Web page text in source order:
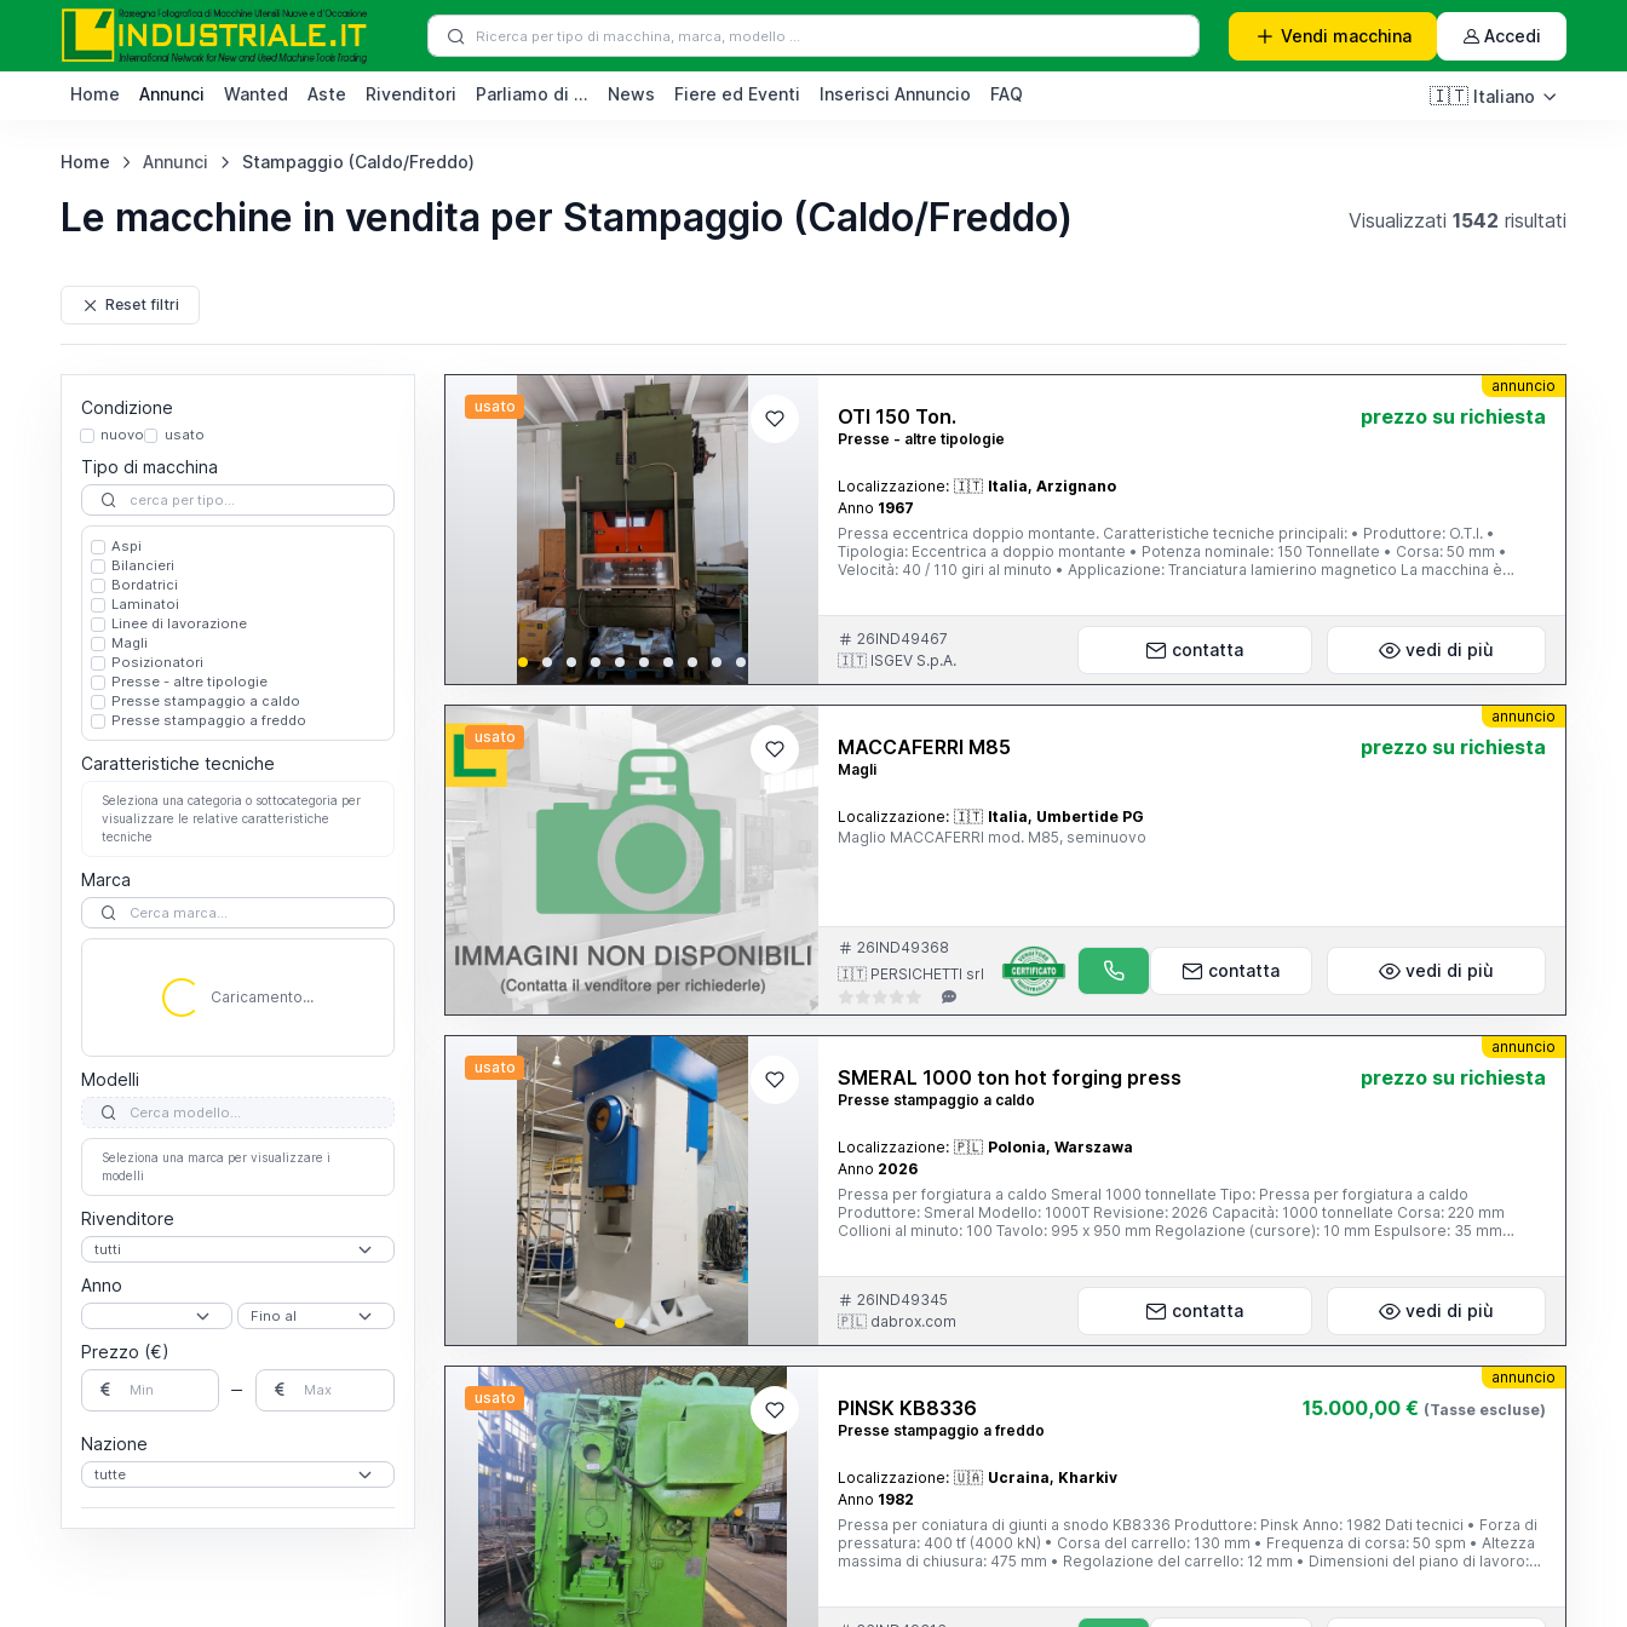
Vendi macchina Accedi
Home Annunci Wanted Aste Rivenditori Parliamo di ... News Fiere ed Eventi Inserisci Annuncio FAQ 🇮🇹 Italiano
Home Annunci Stampaggio (Caldo/Freddo)
Le macchine in vendita per Stampaggio (Caldo/Freddo) Visualizzati1542 risultati
Reset filtri
Condizione
nuovo usato
Tipo di macchina
Aspi
Bilancieri
Bordatrici
Laminatoi
Linee di lavorazione
Magli
Posizionatori
Presse - altre tipologie
Presse stampaggio a caldo
Presse stampaggio a freddo
Caratteristiche tecniche
Seleziona una categoria o sottocategoria per
visualizzare le relative caratteristiche
tecniche
Marca
Caricamento... Caricamento...
Modelli
Seleziona una marca per visualizzare i
modelli
Rivenditore
Anno
Prezzo (€)
Nazione
usato
annuncio
OTI 150 Ton.
Presse - altre tipologie
prezzo su richiesta
Localizzazione: 🇮🇹 Italia, Arzignano
Anno 1967
Pressa eccentrica doppio montante. Caratteristiche tecniche principali: • Produttore: O.T.I. •
Tipologia: Eccentrica a doppio montante • Potenza nominale: 150 Tonnellate • Corsa: 50 mm •
Velocità: 40 / 110 giri al minuto • Applicazione: Tranciatura lamierino magnetico La macchina è
Disponibile per il ritiro. Prezzo e dettagli logistici su richiesta
26IND49467
🇮🇹 ISGEV S.p.A.
contatta vedi di più
usato
annuncio
MACCAFERRI M85
Magli
prezzo su richiesta
Localizzazione: 🇮🇹 Italia, Umbertide PG
Maglio MACCAFERRI mod. M85, seminuovo
26IND49368
🇮🇹 PERSICHETTI srl
contatta vedi di più
usato
annuncio
SMERAL 1000 ton hot forging press
Presse stampaggio a caldo
prezzo su richiesta
Localizzazione: 🇵🇱 Polonia, Warszawa
Anno 2026
Pressa per forgiatura a caldo Smeral 1000 tonnellate Tipo: Pressa per forgiatura a caldo
Produttore: Smeral Modello: 1000T Revisione: 2026 Capacità: 1000 tonnellate Corsa: 220 mm
Collioni al minuto: 100 Tavolo: 995 x 950 mm Regolazione (cursore): 10 mm Espulsore: 35 mm
26IND49345
🇵🇱 dabrox.com
contatta vedi di più
usato
annuncio
PINSK KB8336
Presse stampaggio a freddo
15.000,00 € (Tasse escluse)
Localizzazione: 🇺🇦 Ucraina, Kharkiv
Anno 1982
Pressa per coniatura di giunti a snodo KB8336 Produttore: Pinsk Anno: 1982 Dati tecnici • Forza di
pressatura: 400 tf (4000 kN) • Corsa del carrello: 130 mm • Frequenza di corsa: 50 spm • Altezza
massima di chiusura: 475 mm • Regolazione del carrello: 12 mm • Dimensioni del piano di lavoro:
Velocità: 940 giri/min Dimensioni complessive: 1980 × 1240 × 2800 mm Peso: 8500 kg